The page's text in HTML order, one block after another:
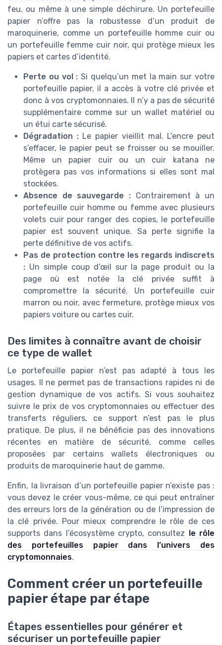
feu, ou même à une simple déchirure. Un portefeuille
papier n’offre pas la robustesse d’un produit de
maroquinerie, comme un portefeuille homme cuir ou
un portefeuille femme cuir noir, qui protège mieux les
papiers et cartes d’identité.
Perte ou vol : Si quelqu’un met la main sur votre
portefeuille papier, il a accès à votre clé privée et
donc à vos cryptomonnaies. Il n’y a pas de sécurité
supplémentaire comme sur un wallet matériel ou
un étui carte sécurisé.
Dégradation :Le papier vieillit mal. L’encre peut
s’effacer, le papier peut se froisser ou se mouiller.
Même un papier cuir ou un cuir katana ne
protègera pas vos informations si elles sont mal
stockées.
Absence de sauvegarde : Contrairement à un
portefeuille cuir homme ou femme avec plusieurs
volets cuir pour ranger des copies, le portefeuille
papier est souvent unique. Sa perte signifie la
perte définitive de vos actifs.
Pas de protection contre les regards indiscrets
: Un simple coup d’œil sur la page produit ou la
page où est notée la clé privée suffit à
compromettre la sécurité. Un portefeuille cuir
marron ou noir, avec fermeture, protège mieux vos
papiers voiture ou cartes cuir.
Des limites à connaître avant de choisir
ce type de wallet
Le portefeuille papier n’est pas adapté à tous les
usages. Il ne permet pas de transactions rapides ni de
gestion dynamique de vos actifs. Si vous souhaitez
suivre le prix de vos cryptomonnaies ou effectuer des
transferts réguliers, ce support n’est pas le plus
pratique. De plus, il ne bénéficie pas des innovations
récentes en matière de sécurité, comme celles
proposées par certains wallets électroniques ou
produits de maroquinerie haut de gamme.
Enfin, la livraison d’un portefeuille papier n’existe pas :
vous devez le créer vous-même, ce qui peut entraîner
des erreurs lors de la génération ou de l’impression de
la clé privée. Pour mieux comprendre le rôle de ces
supports dans l’écosystème crypto, consultez
le rôle
des portefeuilles papier dans l’univers des
cryptomonnaies.
Comment créer un portefeuille
papier étape par étape
Étapes essentielles pour générer et
sécuriser un portefeuille papier